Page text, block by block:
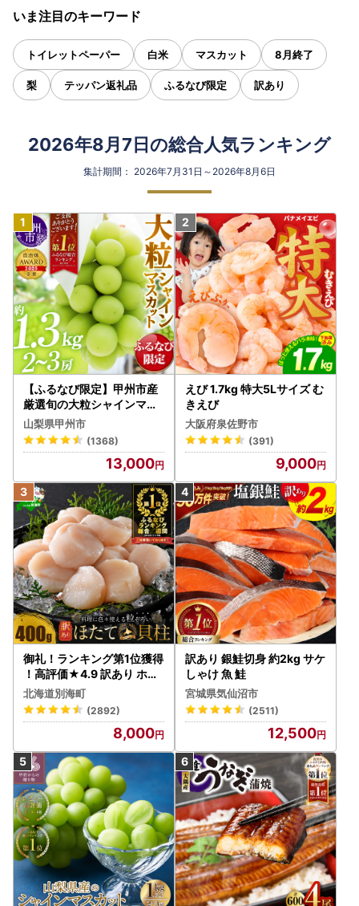
いま注目のキーワード
トイレットペーパー 白米 マスカット 8月終了
梨 テッパン返礼品 ふるなび限定 訳あり
2026年8月7日の総合人気ランキング
集計期間： 2026年7月31日～2026年8月6日
【ふるなび限定】甲州市産
厳選旬の大粒シャインマス
カット 約1.3kg 2～3房【2
026年発送】（MG）B12-
472 FN-Limited-VO シャ
インマスカット フルーツ
山梨県甲州市
(1368)
13,000
えび 1.7kg 特大5Lサイズ む
きえび
大阪府泉佐野市
(391)
9,000
御礼！ランキング第1位獲得
！高評価★4.9 訳あり ホタ
テ 400g（ほたて 帆立 貝柱
冷凍 ）
北海道別海町
(2892)
8,000
訳あり 銀鮭切身 約2kg サケ
しゃけ 魚 鮭
宮城県気仙沼市
(2511)
12,500